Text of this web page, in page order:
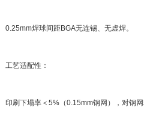
0.25mm焊球间距BGA无连锡、无虚焊。
工艺适配性：
印刷下塌率＜5%（0.15mm钢网），对钢